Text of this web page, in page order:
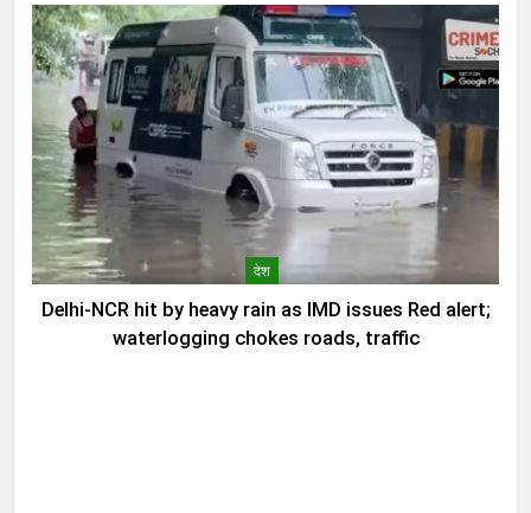
देश
Delhi-NCR hit by heavy rain as IMD issues Red alert;
waterlogging chokes roads, traffic